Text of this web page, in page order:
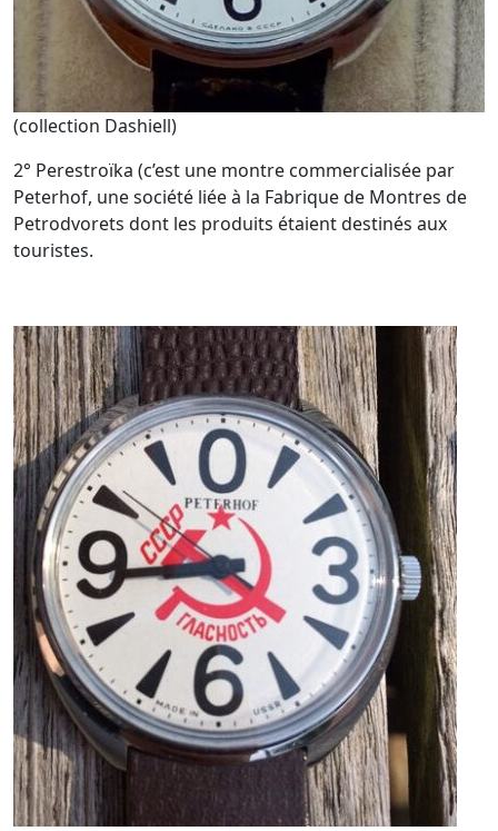
(collection Dashiell)
2° Perestroïka (c’est une montre commercialisée par
Peterhof, une société liée à la Fabrique de Montres de
Petrodvorets dont les produits étaient destinés aux
touristes.